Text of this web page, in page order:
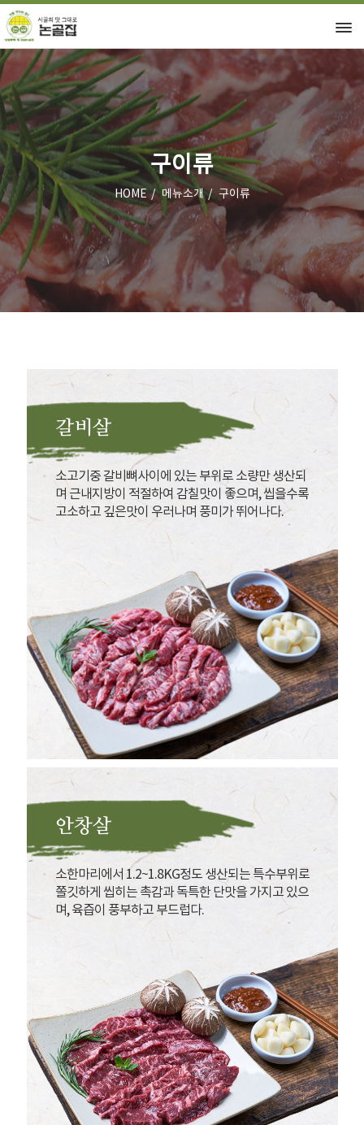
구이류
HOME 메뉴소개 구이류
갈비살
소고기중 갈비뼈사이에 있는 부위로 소량만 생산되
며 근내지방이 적절하여 감칠맛이 좋으며, 씹을수록
고소하고 깊은맛이 우러나며 풍미가 뛰어나다.
안창살
소한마리에서 1.2~1.8KG정도 생산되는 특수부위로
쫄깃하게 씹히는 촉감과 독특한 단맛을 가지고 있으
며, 육즙이 풍부하고 부드럽다.